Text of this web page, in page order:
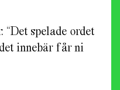
spelade ordet
innebär får ni